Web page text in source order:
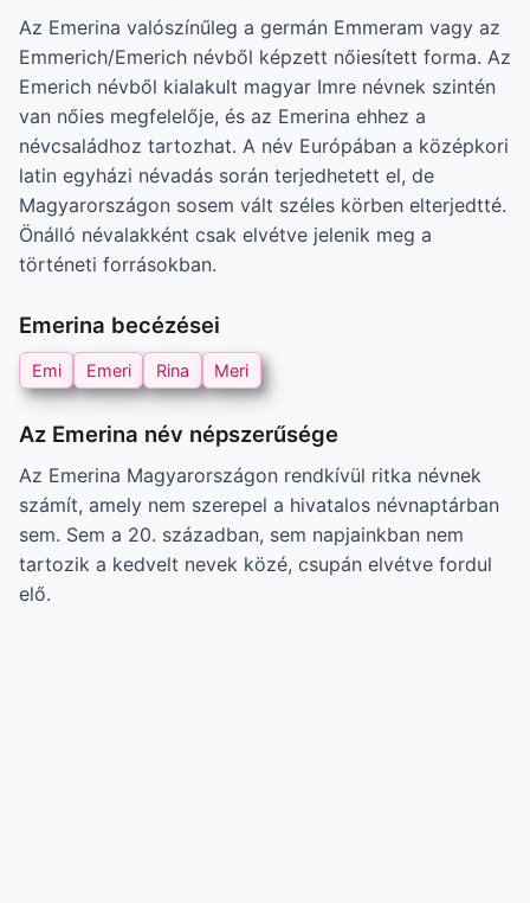
Az Emerina valószínűleg a germán Emmeram vagy az
Emmerich/Emerich névből képzett nőiesített forma. Az
Emerich névből kialakult magyar Imre névnek szintén
van nőies megfelelője, és az Emerina ehhez a
névcsaládhoz tartozhat. A név Európában a középkori
latin egyházi névadás során terjedhetett el, de
Magyarországon sosem vált széles körben elterjedtté.
Önálló névalakként csak elvétve jelenik meg a
történeti forrásokban.
Emerina becézései
Emi Emeri Rina Meri
Az Emerina név népszerűsége
Az Emerina Magyarországon rendkívül ritka névnek
számít, amely nem szerepel a hivatalos névnaptárban
sem. Sem a 20. században, sem napjainkban nem
tartozik a kedvelt nevek közé, csupán elvétve fordul
elő.